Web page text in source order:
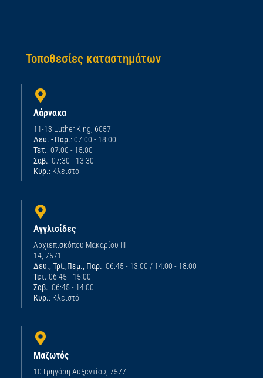
Τοποθεσίες καταστημάτων
Λάρνακα
11-13 Luther King, 6057
Δευ. - Παρ.: 07:00 - 18:00
Τετ.: 07:00 - 15:00
Σαβ.: 07:30 - 13:30
Κυρ.: Κλειστό
Αγγλισίδες
Αρχιεπισκόπου Μακαρίου ΙΙΙ
14, 7571
Δευ., Τρί.,Πεμ., Παρ.: 06:45 - 13:00 / 14:00 - 18:00
Τετ.:06:45 - 15:00
Σαβ.: 06:45 - 14:00
Κυρ.: Κλειστό
Μαζωτός
10 Γρηγόρη Αυξεντίου, 7577